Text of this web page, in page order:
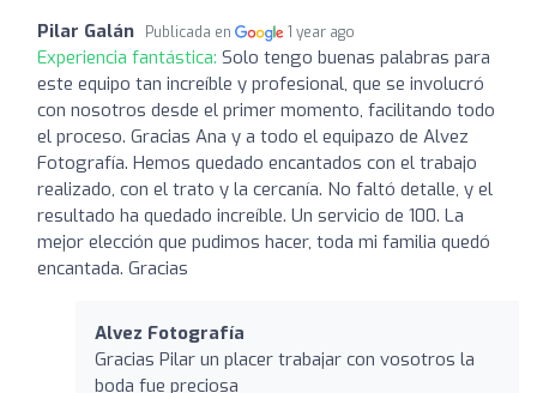
Pilar Galán Publicada en 1 year ago
Experiencia fantástica: Solo tengo buenas palabras para
este equipo tan increíble y profesional, que se involucró
con nosotros desde el primer momento, facilitando todo
el proceso. Gracias Ana y a todo el equipazo de Alvez
Fotografía. Hemos quedado encantados con el trabajo
realizado, con el trato y la cercanía. No faltó detalle, y el
resultado ha quedado increíble. Un servicio de 100. La
mejor elección que pudimos hacer, toda mi familia quedó
encantada. Gracias
Alvez Fotografía
Gracias Pilar un placer trabajar con vosotros la
boda fue preciosa